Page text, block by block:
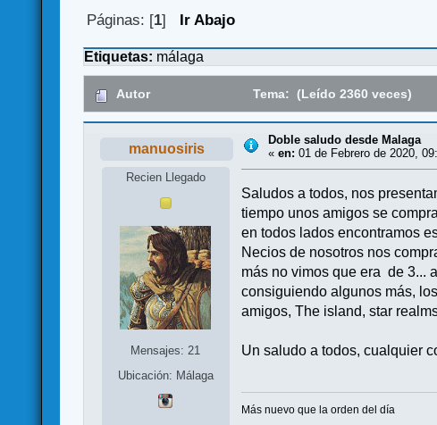
Páginas: [1] Ir Abajo
Etiquetas: málaga
Autor Tema: (Leído 2360 veces)
manuosiris
Recien Llegado
Mensajes: 21
Ubicación: Málaga
Doble saludo desde Malaga
«en: 01 de Febrero de 2020,
Saludos a todos, nos
tiempo unos amigos se
en todos lados encontramos
Necios de nosotros nos
más no vimos que era de 3...
consiguiendo algunos más,
amigos, The island, star
Un saludo a todos, cualquier
Más nuevo que la orden del día